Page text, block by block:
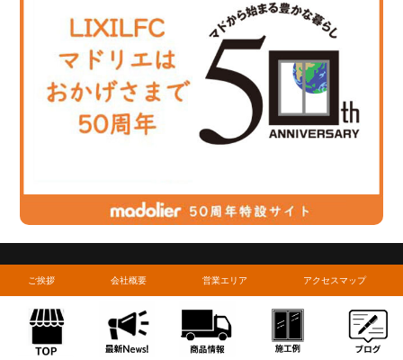
ご挨拶 会社概要 営業エリア アクセスマップ
マドリエ甲斐 ｜ イソベトーヨー住器（株）
マドリエNET 全国版 北関東・甲信越>マドリエ甲斐 ｜ イソベトーヨー住器